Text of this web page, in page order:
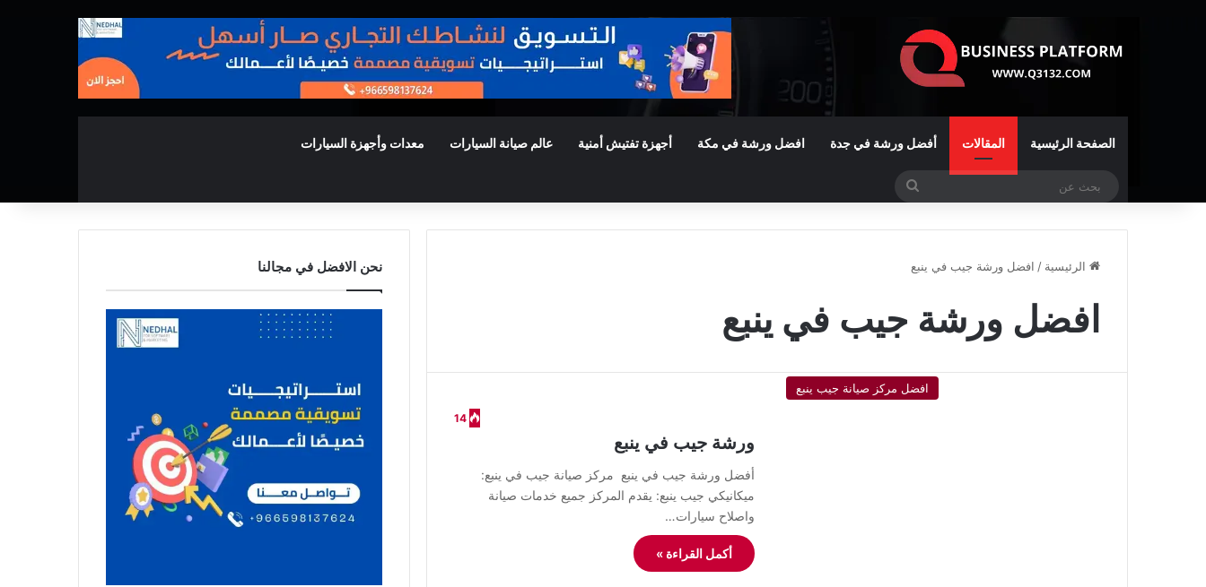
الصفحة الرئيسية المقالات أفضل ورشة في جدة افضل ورشة في مكة أجهزة تفتيش أمنية عالم صيانة السيارات معدات وأجهزة السيارات
الرئيسية / افضل ورشة جيب في ينبع
افضل ورشة جيب في ينبع
افضل مركز صيانة جيب ينبع
14
ورشة جيب في ينبع
أفضل ورشة جيب في ينبع مركز صيانة جيب في ينبع:
ميكانيكي جيب ينبع: يقدم المركز جميع خدمات صيانة
واصلاح سيارات…
أكمل القراءة »
نحن الافضل في مجالنا